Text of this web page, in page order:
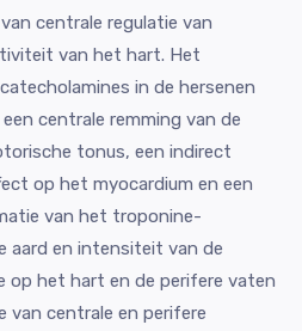
centrale regulatie van
van het hart. Het
in de hersenen
centrale remming van de
tonus, een indirect
op het myocardium en een
van het troponine-
aard en intensiteit van de
op het hart en de perifere vaten
centrale en perifere